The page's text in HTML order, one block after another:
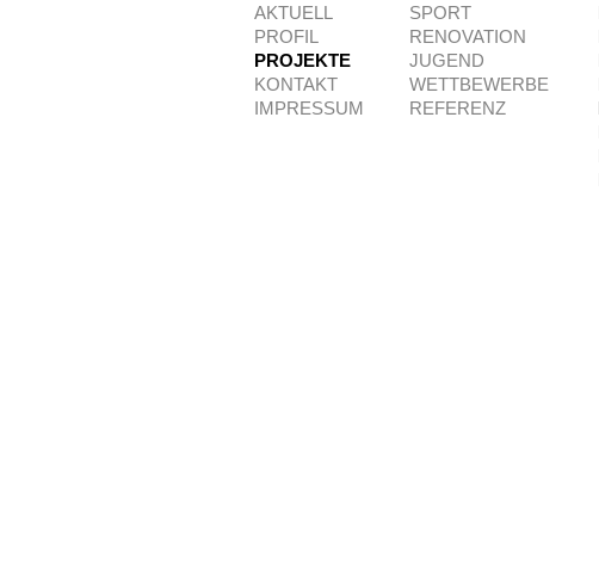
AKTUELL
PROFIL
PROJEKTE
KONTAKT
IMPRESSUM
SPORT
RENOVATION
JUGEND
WETTBEWERBE
REFERENZ